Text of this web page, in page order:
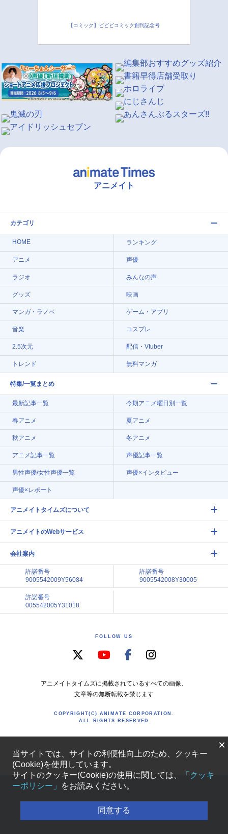
【コミック】ビビビコミック創刊記念号
アニメイト
カテゴリ
HOME ランキング
アニメ 声優
ラジオ みんなの声
グッズ 映画
マンガ・ラノベ ゲーム・アプリ
音楽 コスプレ
2.5次元 配信・Vtuber
トレンド 無料マンガ
特集/一覧まとめ
最新記事一覧 今期アニメ曜日別一覧
春アニメ 夏アニメ
秋アニメ 冬アニメ
アニメ記事一覧 声優記事一覧
男性声優/女性声優一覧 声優×インタビュー
声優×レポート
アニメイトタイムズについて
アニメイトのWebサービス
会社案内
許諾番号
9005542009Y56084
許諾番号
9005542008Y30005
許諾番号
005542005Y31018
FOLLOW US
アニメイトタイムズに掲載されているすべての画像、
文章等の無断転載を禁じます
COPYRIGHT(C) ANIMATE CORPORATION.
ALL RIGHTS RESERVED
×
当サイトでは、サイトの利便性向上のため、クッキー
(Cookie)を使用しています。
サイトのクッキー(Cookie)の使用に関しては、
「クッキ
ーポリシー」
をお読みください。
同意する